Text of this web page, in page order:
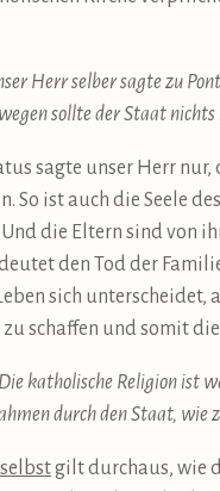
Herr selber sagte zu
sollte der Staat
sagte unser Herr nur,
So ist auch die Seele
die Eltern sind von
den Tod der
sich
zu schaffen und somit
Die katholische Religion ist
durch den Staat, wie
selbstgilt durchaus, wie